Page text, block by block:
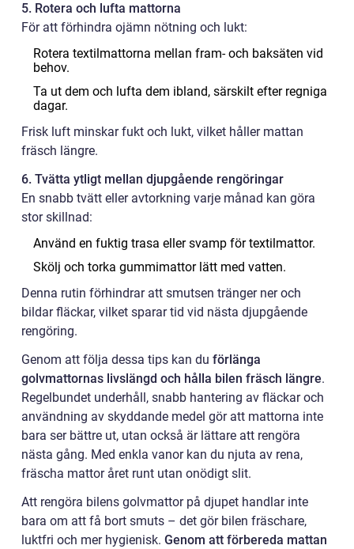
5. Rotera och lufta mattorna
För att förhindra ojämn nötning och lukt:
Rotera textilmattorna mellan fram- och baksäten vid
behov.
Ta ut dem och lufta dem ibland, särskilt efter regniga
dagar.
Frisk luft minskar fukt och lukt, vilket håller mattan
fräsch längre.
6. Tvätta ytligt mellan djupgående rengöringar
En snabb tvätt eller avtorkning varje månad kan göra
stor skillnad:
Använd en fuktig trasa eller svamp för textilmattor.
Skölj och torka gummimattor lätt med vatten.
Denna rutin förhindrar att smutsen tränger ner och
bildar fläckar, vilket sparar tid vid nästa djupgående
rengöring.
Genom att följa dessa tips kan du förlänga
golvmattornas livslängd och hålla bilen fräsch längre.
Regelbundet underhåll, snabb hantering av fläckar och
användning av skyddande medel gör att mattorna inte
bara ser bättre ut, utan också är lättare att rengöra
nästa gång. Med enkla vanor kan du njuta av rena,
fräscha mattor året runt utan onödigt slit.
Att rengöra bilens golvmattor på djupet handlar inte
bara om att få bort smuts – det gör bilen fräschare,
luktfri och mer hygienisk. Genom att förbereda mattan